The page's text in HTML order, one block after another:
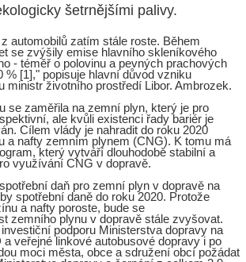
šetrnějšími palivy.
automobilů zatím stále roste. Během
se zvýšily emise hlavního skleníkového
- téměř o polovinu a pevných prachových
% [1]," popisuje hlavní důvod vzniku
ministr životního prostředí Libor. Ambrozek.
se zaměřila na zemní plyn, který je pro
ale kvůli existenci řady bariér je
Cílem vlády je nahradit do roku 2020
a nafty zemním plynem (CNG). K tomu má
který vytváří dlouhodobě stabilní a
využívání CNG v dopravě.
daň pro zemní plyn v dopravě na
spotřební daně do roku 2020. Protože
a nafty poroste, bude se
zemního plynu v dopravě stále zvyšovat.
podporu Ministerstva dopravy na
veřejné linkové autobusové dopravy i po
moci města, obce a sdružení obcí požádat